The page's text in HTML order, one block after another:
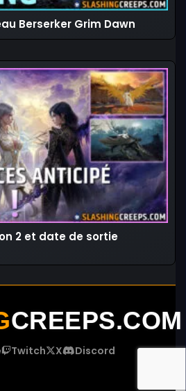
Berserker Grim Dawn
2 et date de sortie
CREEPS.COM
Twitch X Discord